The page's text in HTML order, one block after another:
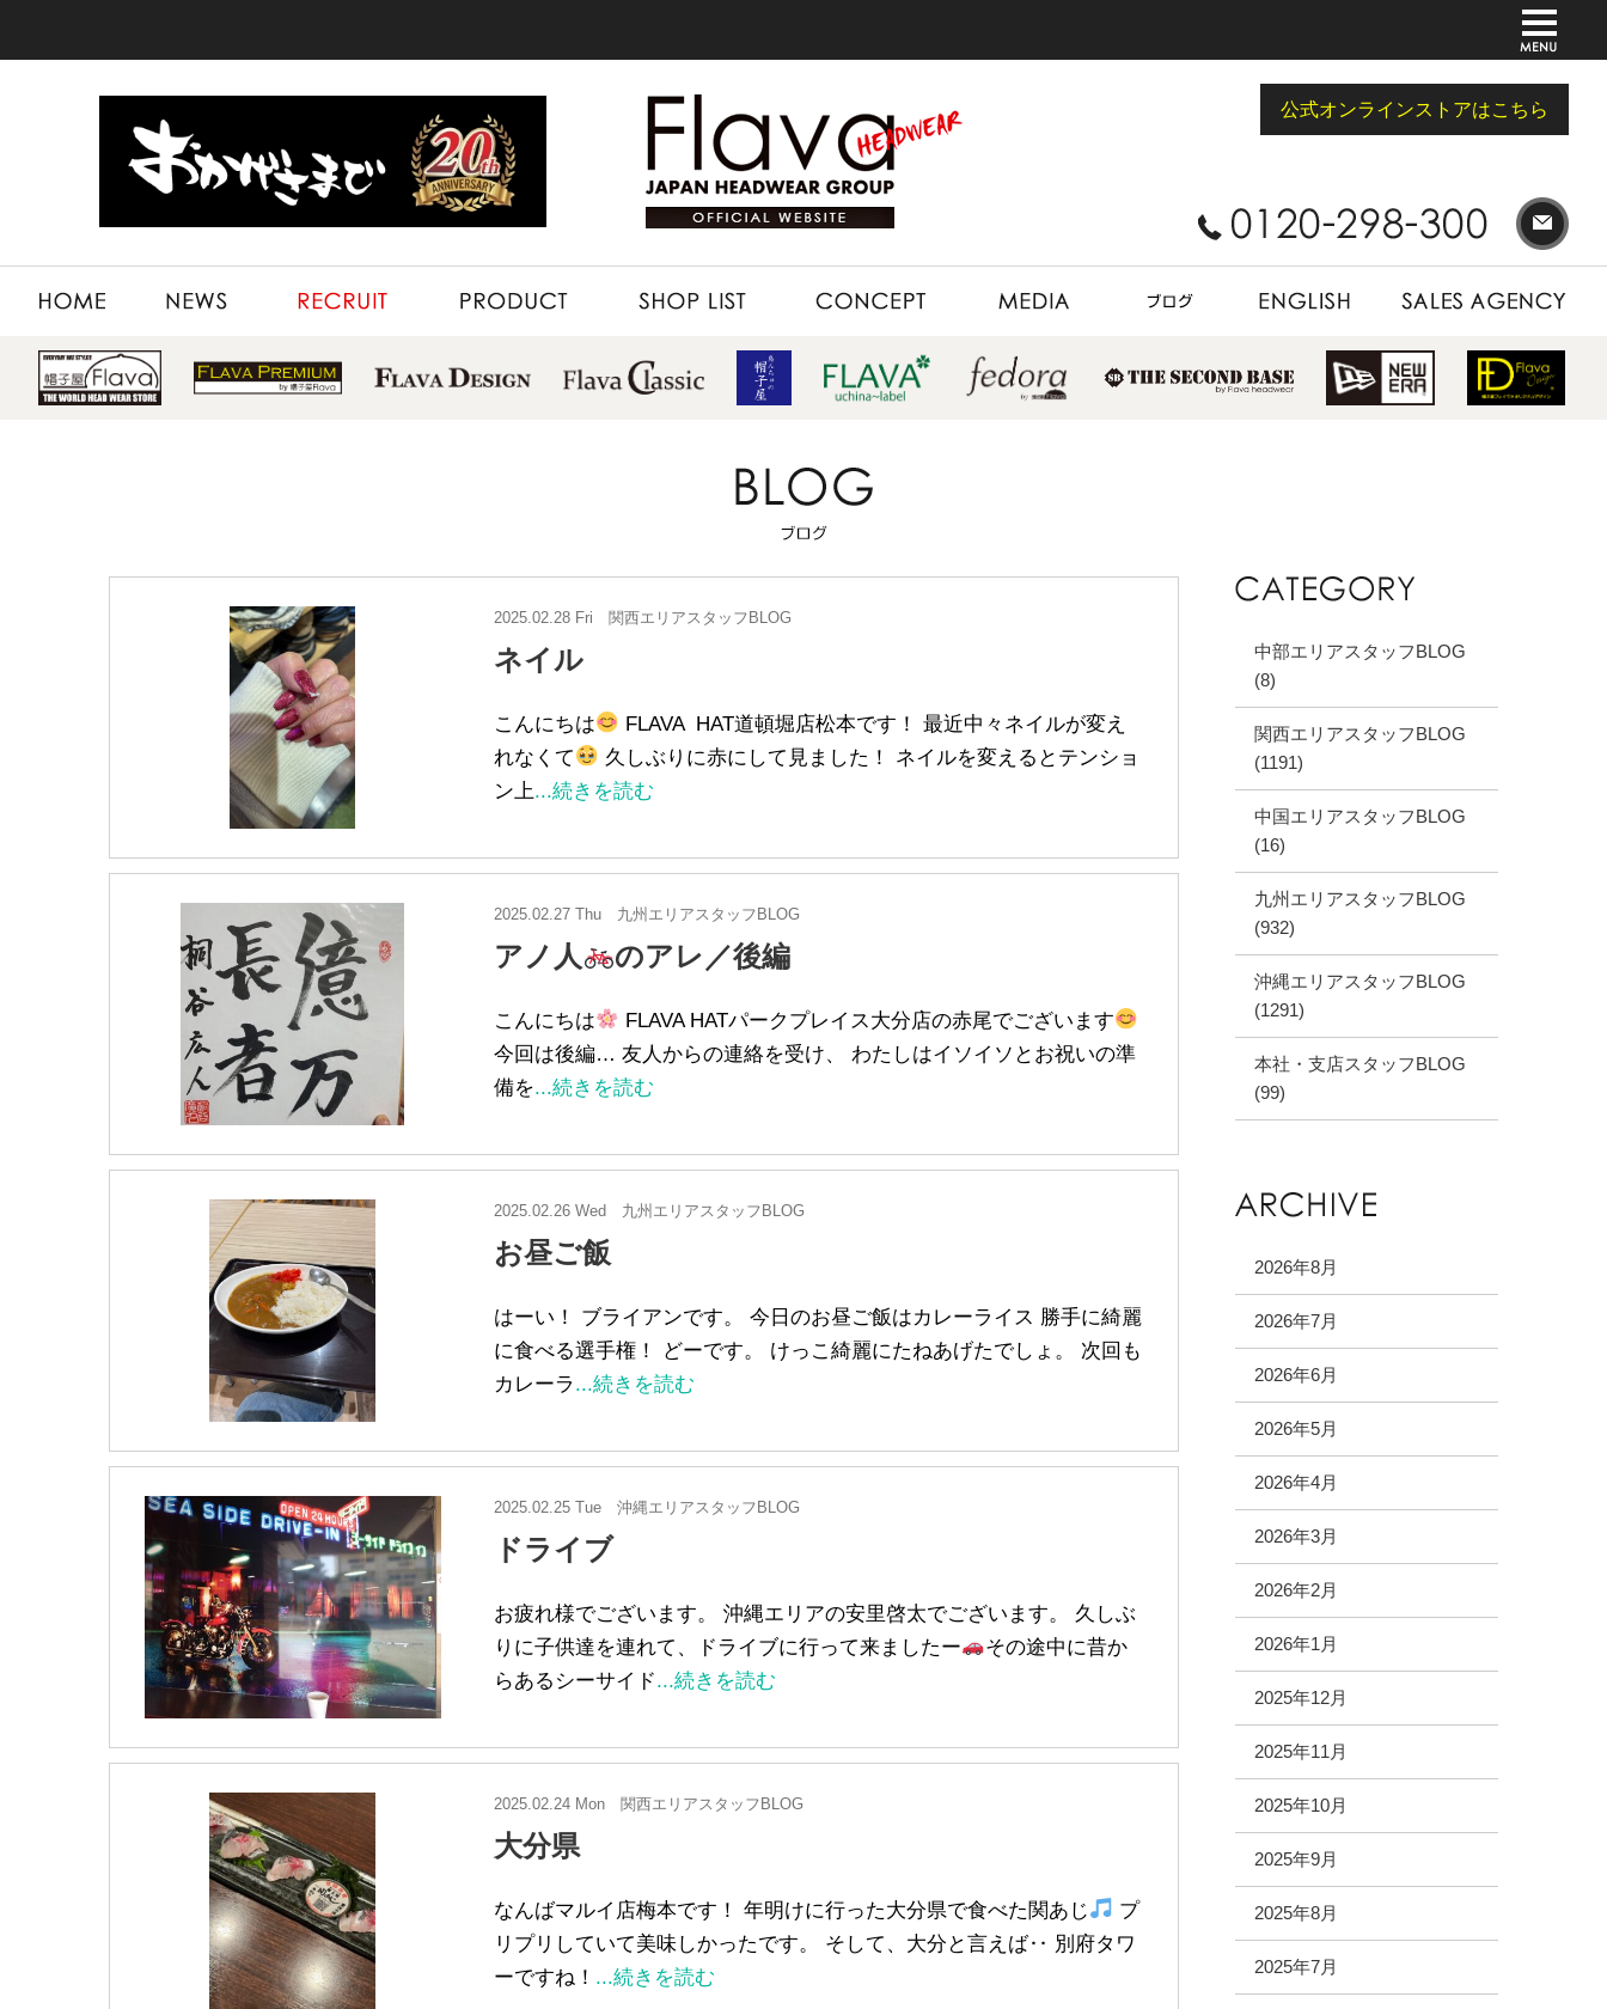
公式オンラインストアはこちら
2025.02.28 Fri 関西エリアスタッフBLOG
ネイル
こんにちは
FLAVA HAT道頓堀店松本です！ 最近中々ネイルが変え
れなくて
久しぶりに赤にして見ました！ ネイルを変えるとテンショ
ン上...続きを読む
2025.02.27 Thu 九州エリアスタッフBLOG
アノ人 のアレ／後編
こんにちは
FLAVA HATパークプレイス大分店の赤尾でございます
今回は後編… 友人からの連絡を受け、 わたしはイソイソとお祝いの準
備を...続きを読む
2025.02.26 Wed 九州エリアスタッフBLOG
お昼ご飯
はーい！ ブライアンです。 今日のお昼ご飯はカレーライス 勝手に綺麗
に食べる選手権！ どーです。 けっこ綺麗にたねあげたでしょ。 次回も
カレーラ ...続きを読む
2025.02.25 Tue 沖縄エリアスタッフBLOG
ドライブ
お疲れ様でございます。 沖縄エリアの安里啓太でございます。 久しぶ
りに子供達を連れて、ドライブに行って来ましたー
その途中に昔か
らあるシーサイド...続きを読む
2025.02.24 Mon 関西エリアスタッフBLOG
大分県
なんばマルイ店梅本です！ 年明けに行った大分県で食べた関あじ
プ
リプリしていて美味しかったです。 そして、大分と言えば‥ 別府タワ
ーですね！ ...続きを読む
中部エリアスタッフBLOG
(8)
関西エリアスタッフBLOG
(1191)
中国エリアスタッフBLOG
(16)
九州エリアスタッフBLOG
(932)
沖縄エリアスタッフBLOG
(1291)
本社・支店スタッフBLOG
(99)
2026年8月
2026年7月
2026年6月
2026年5月
2026年4月
2026年3月
2026年2月
2026年1月
2025年12月
2025年11月
2025年10月
2025年9月
2025年8月
2025年7月